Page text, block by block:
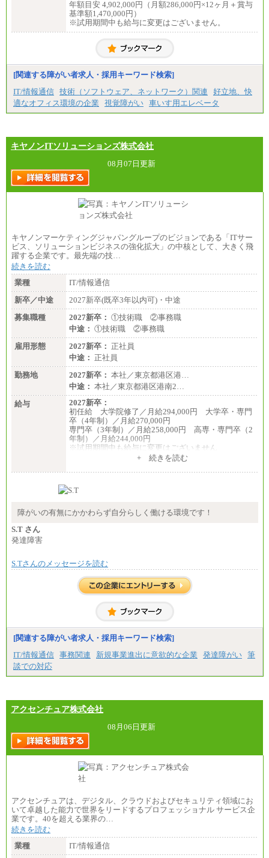
年額目安 4,902,000円（月額286,000円×12ヶ月＋賞与
基準額1,470,000円）
※試用期間中も給与に変更はございません。
[関連する障がい者求人・採用キーワード検索]
IT/情報通信 技術（ソフトウェア、ネットワーク）関連
好立地、快
適なオフィス環境の企業
視覚障がい 車いす用エレベータ
キヤノンITソリューションズ株式会社
08月07日更新
キヤノンマーケティングジャパングループのビジョンである「ITサー
ビス、ソリューションビジネスの強化拡大」の中核として、大きく飛
躍する企業です。最先端の技…
続きを読む
業種
IT/情報通信
新卒／中途
2027新卒(既卒3年以内可)・中途
募集職種
2027新卒： ①技術職 ②事務職
中途： ①技術職 ②事務職
雇用形態
2027新卒： 正社員
中途： 正社員
勤務地
2027新卒： 本社／東京都港区港…
中途： 本社／東京都港区港南2…
給与
2027新卒：
初任給 大学院修了／月給294,000円 大学卒・専門
卒（4年制）／月給270,000円
専門卒（3年制）／月給258,000円 高専・専門卒（2
年制）／月給244,000円
※試用期間中も給与に変更はございません
②事務職 月給275,000円以上
※経験・スキルを考慮の上、当社規程により決定い
※試用期間中も給与に変更はございません。
+ 続きを読む
障がいの有無にかかわらず自分らしく働ける環境です！
S.T さん
発達障害
S.Tさんのメッセージを読む
[関連する障がい者求人・採用キーワード検索]
IT/情報通信 事務関連 新規事業進出に意欲的な企業 発達障がい 筆
談での対応
アクセンチュア株式会社
08月06日更新
アクセンチュアは、デジタル、クラウドおよびセキュリティ領域にお
いて卓越した能力で世界をリードするプロフェッショナル サービス企
業です。40を超える業界の…
続きを読む
業種
IT/情報通信